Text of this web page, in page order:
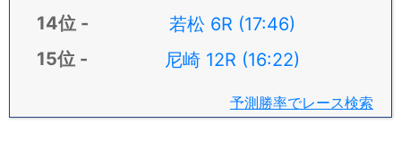
若松 6R (17:46)
尼崎 12R (16:22)
予測勝率でレース検索